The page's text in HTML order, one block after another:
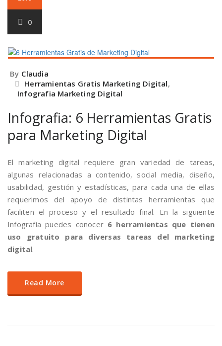
0
By Claudia
Herramientas Gratis Marketing Digital,
Infografia Marketing Digital
Infografia: 6 Herramientas Gratis
para Marketing Digital
El marketing digital requiere gran variedad de tareas,
algunas relacionadas a contenido, social media, diseño,
usabilidad, gestión y estadísticas, para cada una de ellas
requerimos del apoyo de distintas herramientas que
faciliten el proceso y el resultado final. En la siguiente
Infografia puedes conocer 6 herramientas que tienen
uso gratuito para diversas tareas del marketing
digital.
Read More